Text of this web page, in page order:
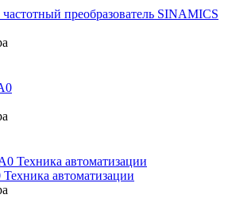
преобразователь SINAMICS
автоматизации